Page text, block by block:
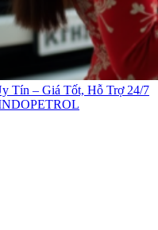
Tín – Giá Tốt, Hỗ Trợ 24/7